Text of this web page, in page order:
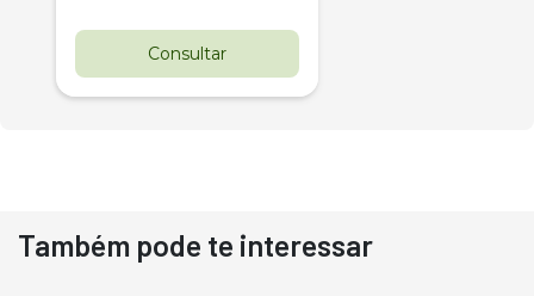
Consultar
Destaque
Também pode te interessar